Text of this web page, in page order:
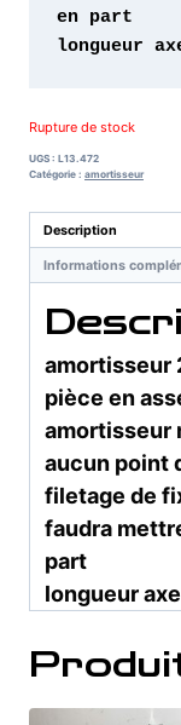
en part
longueur
Rupture de stock
UGS : L13.472
Catégorie : amortisseur
Description
Informations
amortisseur
pièce en
amortisseur
aucun point
filetage de
faudra
part
longueur